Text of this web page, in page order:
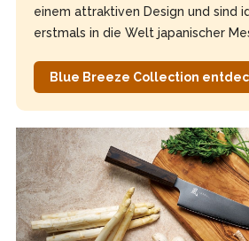
einem attraktiven Design und sind
erstmals in die Welt japanischer
Blue Breeze Collection